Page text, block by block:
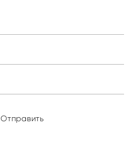
Отправить